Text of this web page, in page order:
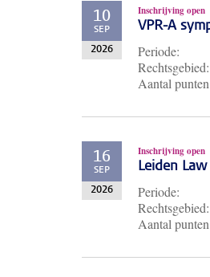
10
SEP
2026
Inschrijving open
VPR-A
Periode:
Rechtsgebied:
Aantal
16
SEP
2026
Inschrijving open
Leiden
Periode:
Rechtsgebied:
Aantal